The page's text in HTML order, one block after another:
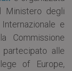
Ministero degli
e
Commissione
alle
of Europe,